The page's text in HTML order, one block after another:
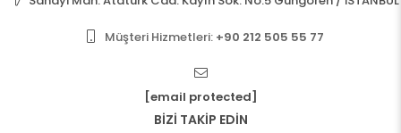
Müşteri Hizmetleri: +90 212 505 55 77
[email protected]
BİZİ TAKİP EDİN